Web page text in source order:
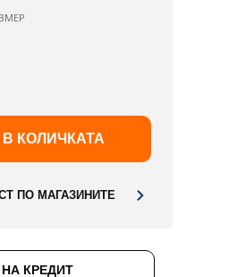
КОЛИЧКАТА
ПО МАГАЗИНИТЕ
КРЕДИТ